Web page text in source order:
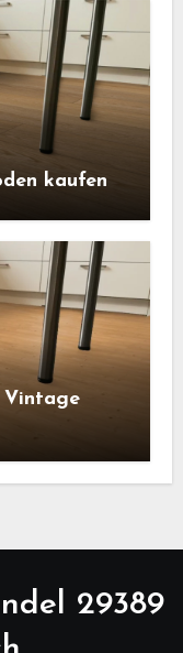
kaufen
Vintage
29389